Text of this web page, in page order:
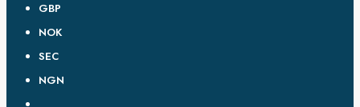
GBP
NOK
SEC
NGN